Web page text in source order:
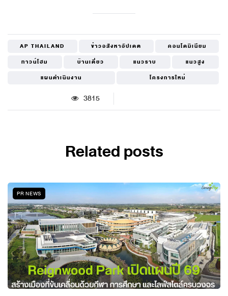
AP THAILAND ข่าวอสังหาอัปเดต
คอนโดมิเนียม
ทาวน์โฮม
บ้านเดี่ยว แนวราบ
แนวสูง
แผนดำเนินงาน
โครงการใหม่
3815
Related posts
PR NEWS